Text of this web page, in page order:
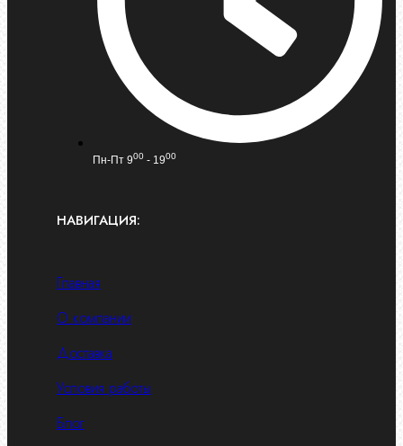
Пн-Пт 900 - 1900
НАВИГАЦИЯ:
Главная
О компании
Доставка
Условия работы
Блог